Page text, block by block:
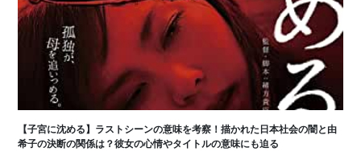
【子宮に沈める】ラストシーンの意味を考察！描かれた日本社会の闇と由
希子の決断の関係は？彼女の心情やタイトルの意味にも迫る